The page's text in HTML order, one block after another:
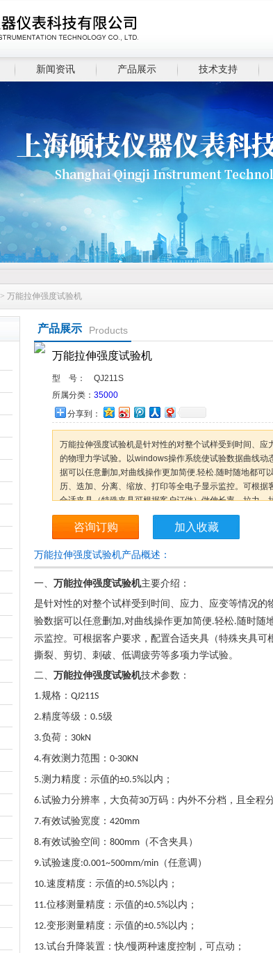
新闻资讯 产品展示 技术支持
> 万能拉伸强度试验机
产品展示 Products
万能拉伸强度试验机
型 号：
QJ211S
所属分类： 35000
分享到：
万能拉伸强度试验机是针对性的对整个试样受到时间、应
的物理力学试验。以windows操作系统使试验数据曲线动
据可以任意删加,对曲线操作更加简便.轻松.随时随地都可
历、迭加、分离、缩放、打印等全电子显示监控。可根据
合适夹具（特殊夹具可根据客户订做）做伸长率、拉力、
曲、抗弯、撕裂、剪切、刺破、低调疲劳等多项力学试验。
咨询订购 加入收藏
万能拉伸强度试验机产品概述：
一、 万能拉伸强度试验机主要介绍：
是针对性的对整个试样受到时间、应力、应变等情况的
验数据可以任意删加,对曲线操作更加简便.轻松. 随时随
示监控。可根据客户要求，配置合适夹具（特殊夹具可
撕裂、剪切、刺破、低调疲劳等多项力学试验。
二、 万能拉伸强度试验机技术参数：
1.规格： QJ211S
2.精度等级： 0.5级
3.负荷： 30kN
4.有效测力范围： 0-30KN
5.测力精度：示值的±0.5%以内；
6.试验力分辨率，大负荷30万码：内外不分档，且全程
7.有效试验宽度： 420mm
8.有效试验空间： 800mm （不含夹具）
9.试验速度:0.001~500mm/min （任意调）
10.速度精度：示值的±0.5%以内；
11.位移测量精度：示值的±0.5%以内；
12.变形测量精度：示值的±0.5%以内；
13.试台升降装置：快/慢两种速度控制，可点动；